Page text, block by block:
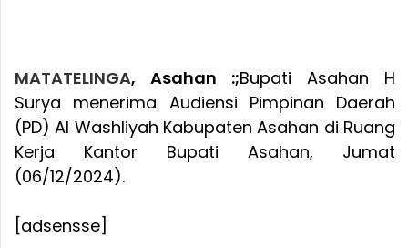
MATATELINGA, Asahan :;Bupati Asahan H
Surya menerima Audiensi Pimpinan Daerah
(PD) Al Washliyah Kabupaten Asahan di Ruang
Kerja Kantor Bupati Asahan, Jumat
(06/12/2024).
[adsensse]